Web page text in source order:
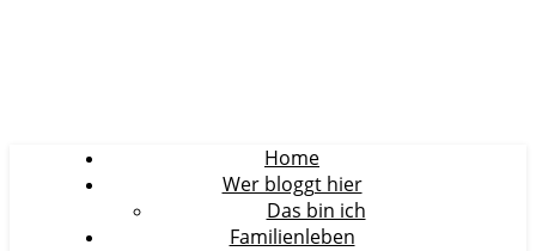
Home
Wer bloggt hier
Das bin ich
Familienleben